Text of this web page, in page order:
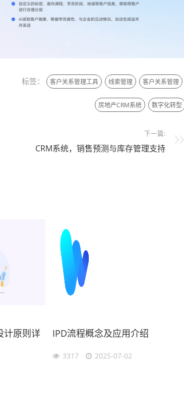
标签： 客户关系管理工具 线索管理 客户关系管理
房地产CRM系统 数字化转型
下一篇:
CRM系统，销售预测与库存管理支持
计原则详
IPD流程概念及应用介绍
3317 2025-07-02